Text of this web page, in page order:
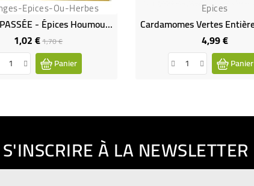
Epices-Ou-Herbes
DATE DÉPASSÉE - Épices Houmous BIO
1,02 €Prix
de
base
1,70 €Prix
Panier
Epices
4,99 €Prix
Panier
S'INSCRIRE À LA NEWSLETTER